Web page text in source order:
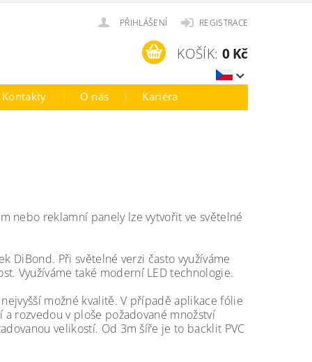
PŘIHLÁŠENÍ REGISTRACE
KOŠÍK: 0 Kč
Kontakty O nás Kariéra
nebo reklamní panely lze vytvořit ve světelné
DiBond. Při světelné verzi často využíváme
Využíváme také moderní LED technologie.
možné kvalitě. V případě aplikace fólie
rozvedou v ploše požadované množství
velikostí. Od 3m šíře je to backlit PVC